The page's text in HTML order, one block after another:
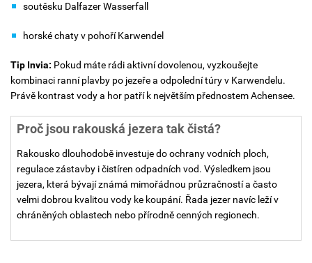
soutěsku Dalfazer Wasserfall
horské chaty v pohoří Karwendel
Tip Invia: Pokud máte rádi aktivní dovolenou, vyzkoušejte
kombinaci ranní plavby po jezeře a odpolední túry v Karwendelu.
Právě kontrast vody a hor patří k největším přednostem Achensee.
Proč jsou rakouská jezera tak čistá?
Rakousko dlouhodobě investuje do ochrany vodních ploch,
regulace zástavby i čistíren odpadních vod. Výsledkem jsou
jezera, která bývají známá mimořádnou průzračností a často
velmi dobrou kvalitou vody ke koupání. Řada jezer navíc leží v
chráněných oblastech nebo přírodně cenných regionech.